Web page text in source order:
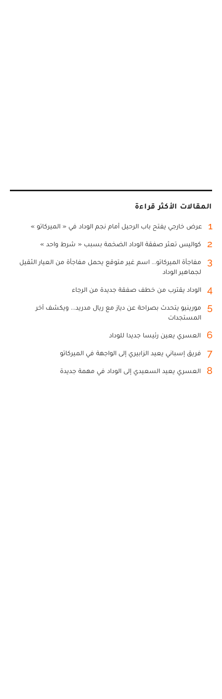
المقالات الأكثر قراءة
1 عرض خارجي يفتح باب الرحيل أمام نجم الوداد في « الميركاتو »
2 كواليس تعثر صفقة الوداد الضخمة بسبب « شرط واحد »
3
مفاجأة الميركاتو... اسم غير متوقع يحمل مفاجأة من العيار الثقيل
لجماهير الوداد
4 الوداد يقترب من خطف صفقة جديدة من الرجاء
5
مورينيو يتحدث بصراحة عن دياز مع ريال مدريد... ويكشف آخر
المستجدات
6 العسري يعين رئيسا جديدا للوداد
7 فريق إسباني يعيد الزابيري إلى الواجهة في الميركاتو
8 العسري يعيد السعيدي إلى الوداد في مهمة جديدة